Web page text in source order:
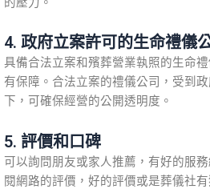
4. 政府立案許可的生命禮儀
具備合法立案和殯葬營業執照的生命
有保障。合法立案的禮儀公司，受到
下，可確保經營的公開透明度。
5. 評價和口碑
可以詢問朋友或家人推薦，有好的服
閱網路的評價，好的評價或是葬儀社